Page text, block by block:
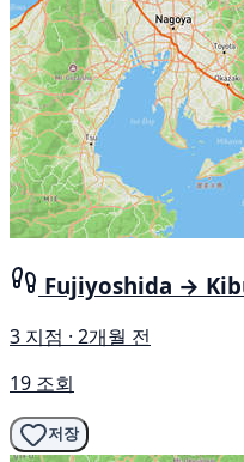
Fujiyoshida →
3 지점 · 2개월 전
19 조회
저장